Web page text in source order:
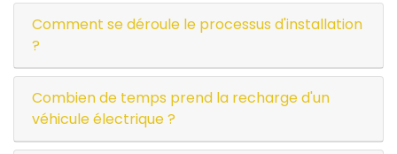
Comment se déroule le processus d'installation
?
Combien de temps prend la recharge d'un
véhicule électrique ?